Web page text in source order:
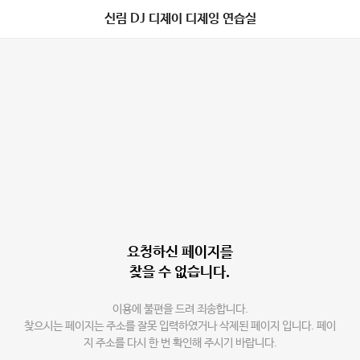
신림 DJ 디제이 디제잉 연습실
요청하신 페이지를
찾을 수 없습니다.
이용에 불편을 드려 죄송합니다.
찾으시는 페이지는 주소를 잘못 입력하였거나 삭제된 페이지 입니다. 페이
지 주소를 다시 한 번 확인해 주시기 바랍니다.